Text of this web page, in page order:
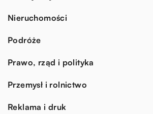
Nieruchomości
Podróże
Prawo, rząd i polityka
Przemysł i rolnictwo
Reklama i druk